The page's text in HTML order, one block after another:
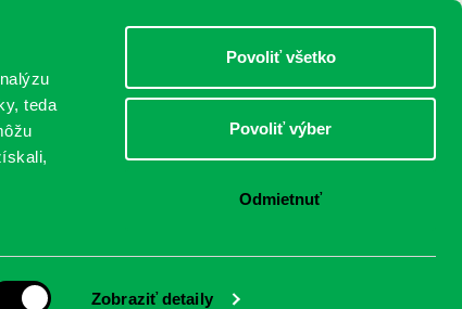
teda
Zobraziť detaily
Povoliť všetko
Povoliť výber
Odmietnuť
DOSPELÍ
projekty